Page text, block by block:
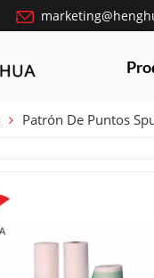
Patrón De Puntos